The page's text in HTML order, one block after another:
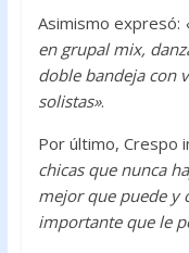
Asimismo expresó:
en grupal mix,
doble bandeja con
solistas».
Por último, Crespo
chicas que nunca
mejor que puede y
importante que le